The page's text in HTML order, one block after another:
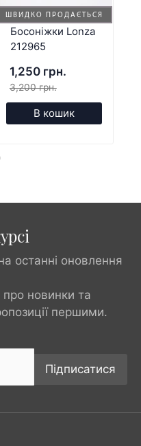
ШВИДКО ПРОДАЄТЬСЯ
Босоніжки Lonza
212965
1,250 грн.
3,200 грн.
В кошик
останні оновлення
про новинки та
першими.
Підписатися